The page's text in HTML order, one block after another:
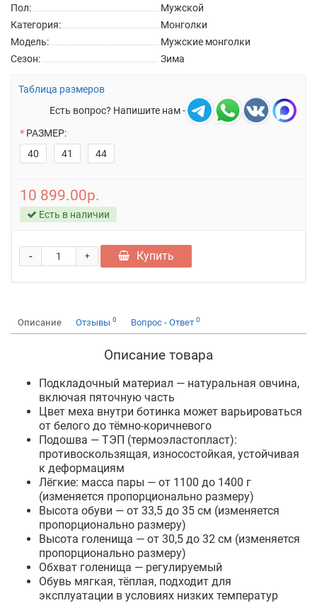
Пол:
Мужской
Категория:
Монголки
Модель:
Мужские монголки
Сезон:
Зима
Таблица размеров
Есть вопрос? Напишите нам -
РАЗМЕР:
40
41 44
10 899.00р.
Есть в наличии
+
- Купить
Описание Отзывы 0 Вопрос - Ответ 0
Описание товара
Подкладочный материал — натуральная овчина,
включая пяточную часть
Цвет меха внутри ботинка может варьироваться
от белого до тёмно-коричневого
Подошва — ТЭП (термоэластопласт):
противоскользящая, износостойкая, устойчивая
к деформациям
Лёгкие: масса пары — от 1100 до 1400 г
(изменяется пропорционально размеру)
Высота обуви — от 33,5 до 35 см (изменяется
пропорционально размеру)
Высота голенища — от 30,5 до 32 см (изменяется
пропорционально размеру)
Обхват голенища — регулируемый
Обувь мягкая, тёплая, подходит для
эксплуатации в условиях низких температур